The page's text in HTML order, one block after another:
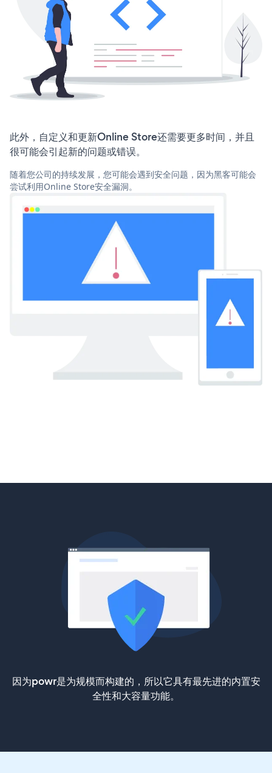
此外，自定义和更新Online Store还需要更多时间，并且
很可能会引起新的问题或错误。
随着您公司的持续发展，您可能会遇到安全问题，因为黑客可能会
尝试利用Online Store安全漏洞。
因为powr是为规模而构建的，所以它具有最先进的内置安
全性和大容量功能。